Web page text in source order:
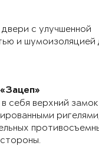
с улучшенной
и шумоизоляцией
себя верхний